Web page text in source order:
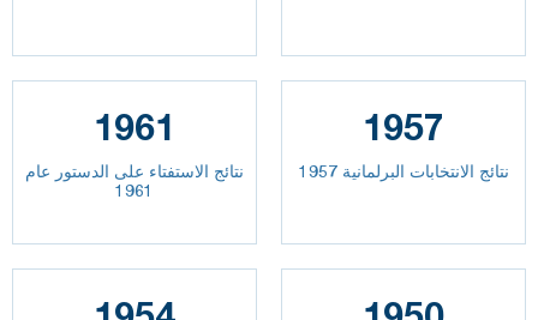
1961
نتائج الاستفتاء على الدستور عام
1961
1957
نتائج الانتخابات البرلمانية 1957